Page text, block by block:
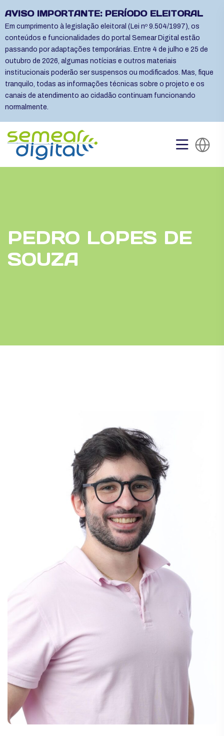
AVISO IMPORTANTE: PERÍODO ELEITORAL
Em cumprimento à legislação eleitoral (Lei nº 9.504/1997), os
conteúdos e funcionalidades do portal Semear Digital estão
passando por adaptações temporárias. Entre 4 de julho e 25 de
outubro de 2026, algumas notícias e outros materiais
institucionais poderão ser suspensos ou modificados. Mas, fique
tranquilo, todas as informações técnicas sobre o projeto e os
canais de atendimento ao cidadão continuam funcionando
normalmente.
PEDRO LOPES DE
SOUZA